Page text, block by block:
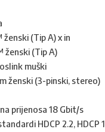
(Tip A) x in
ženski (Tip A)
muški
ženski (3-pinski, stereo)
prijenosa 18 Gbit/s
HDCP 2.2, HDCP